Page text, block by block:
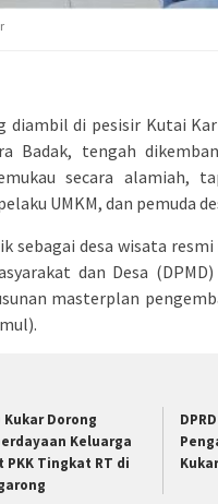
diambil di pesisir Kutai
Badak, tengah
secara alamiah,
UMKM, dan pemuda
sebagai desa wisata
dan Desa
masterplan
Kukar Dorong
Keluarga
PKK Tingkat RT di